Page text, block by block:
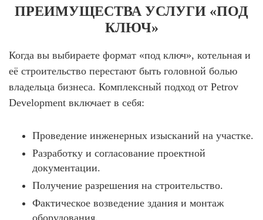
ПРЕИМУЩЕСТВА УСЛУГИ «ПОД
КЛЮЧ»
Когда вы выбираете формат «под ключ», котельная и
её строительство перестают быть головной болью
владельца бизнеса. Комплексный подход от Petrov
Development включает в себя:
Проведение инженерных изысканий на участке.
Разработку и согласование проектной
документации.
Получение разрешения на строительство.
Фактическое возведение здания и монтаж
оборудования.